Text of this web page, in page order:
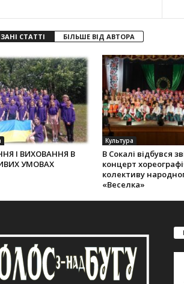
СТАТТІ БІЛЬШЕ ВІД АВТОРА
І ВИХОВАННЯ В
УМОВАХ
Культура
В Сокалі відбувся
концерт
колек­тиву
«Веселка»